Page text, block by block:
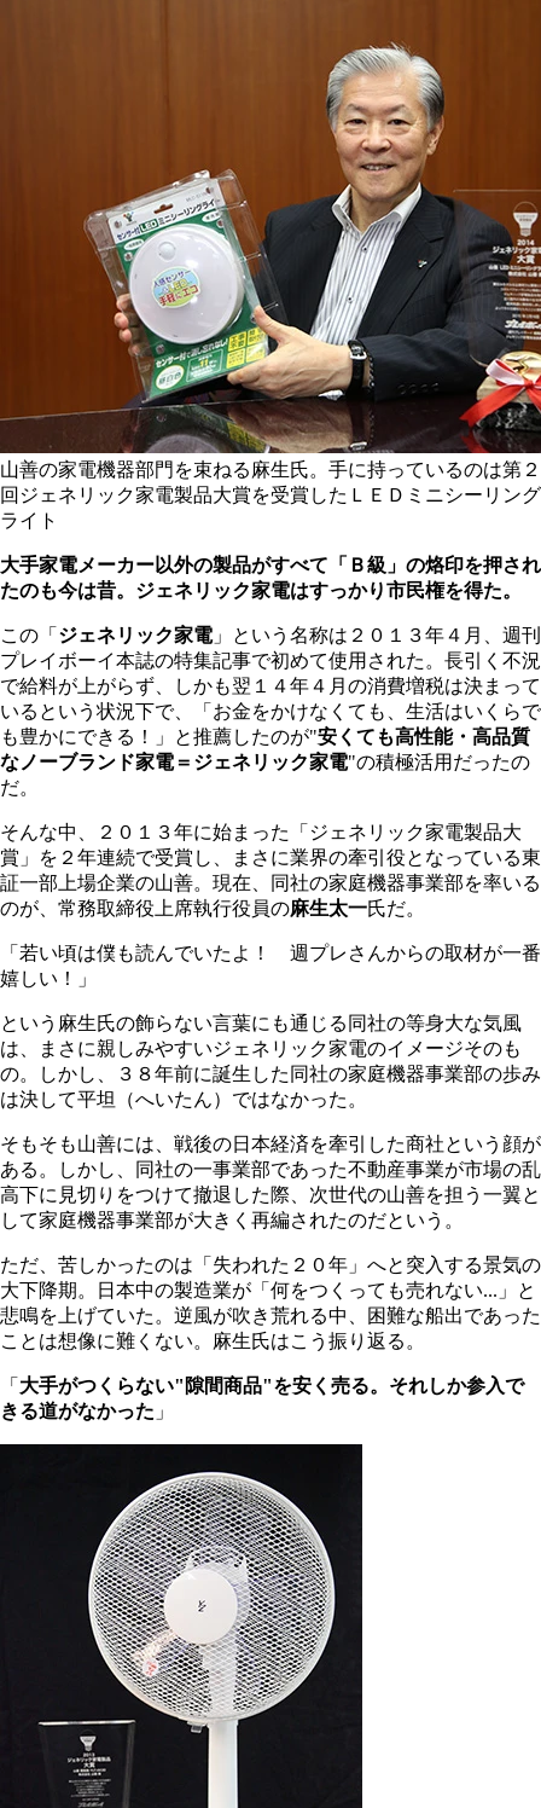
山善の家電機器部門を束ねる麻生氏。手に持っているのは第２
回ジェネリック家電製品大賞を受賞したＬＥＤミニシーリング
ライト
大手家電メーカー以外の製品がすべて「Ｂ級」の烙印を押され
たのも今は昔。ジェネリック家電はすっかり市民権を得た。
この「 ジェネリック家電」という名称は２０１３年４月、週刊
プレイボーイ本誌の特集記事で初めて使用された。長引く不況
で給料が上がらず、しかも翌１４年４月の消費増税は決まって
いるという状況下で、「お金をかけなくても、生活はいくらで
も豊かにできる！」と推薦したのが"安くても高性能・高品質
なノーブランド家電＝ジェネリック家電"の積極活用だったの
だ。
そんな中、２０１３年に始まった「ジェネリック家電製品大
賞」を２年連続で受賞し、まさに業界の牽引役となっている東
証一部上場企業の山善。現在、同社の家庭機器事業部を率いる
のが、常務取締役上席執行役員の麻生太一氏だ。
「若い頃は僕も読んでいたよ！ 週プレさんからの取材が一番
嬉しい！」
という麻生氏の飾らない言葉にも通じる同社の等身大な気風
は、まさに親しみやすいジェネリック家電のイメージそのも
の。しかし、３８年前に誕生した同社の家庭機器事業部の歩み
は決して平坦（へいたん）ではなかった。
そもそも山善には、戦後の日本経済を牽引した商社という顔が
ある。しかし、同社の一事業部であった不動産事業が市場の乱
高下に見切りをつけて撤退した際、次世代の山善を担う一翼と
して家庭機器事業部が大きく再編されたのだという。
ただ、苦しかったのは「失われた２０年」へと突入する景気の
大下降期。日本中の製造業が「何をつくっても売れない...」と
悲鳴を上げていた。逆風が吹き荒れる中、困難な船出であった
ことは想像に難くない。麻生氏はこう振り返る。
「 大手がつくらない"隙間商品"を安く売る。それしか参入で
きる道がなかった 」